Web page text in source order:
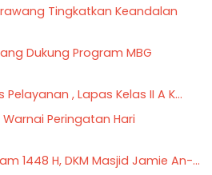
Tingkatkan Keandalan
Dukung Program MBG
, Lapas Kelas II A K...
Peringatan Hari
1448 H, DKM Masjid Jamie An-...